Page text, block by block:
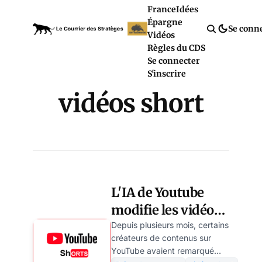
FranceIdées
Épargne
Vidéos
Règles du CDS
Se connecter
S'inscrire
Se
vidéos short
L'IA de Youtube
modifie les vidéos
à l’insu des
créateurs
Depuis plusieurs mois, certains
créateurs de contenus sur
YouTube avaient remarqué